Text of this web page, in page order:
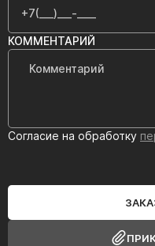
КОММЕНТАРИЙ
Согласие на обработку